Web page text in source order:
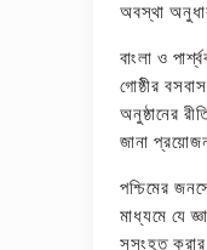
অবস্থা
বাংলা ও
গোষ্ঠীর
অনুষ্ঠানের
জানা
পশ্চিমের
মাধ্যমে যে
সুসংহত করার